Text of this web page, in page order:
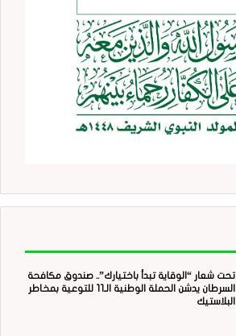
تحت شعار “الوقاية تبدأ باختيارك”.. صندوق مكافحة
السرطان يدشن الحملة الوطنية الـ11 للتوعية بمخاطر
البلاستيك